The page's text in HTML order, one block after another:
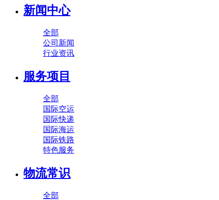
新闻中心
全部
公司新闻
行业资讯
服务项目
全部
国际空运
国际快递
国际海运
国际铁路
特色服务
物流常识
全部